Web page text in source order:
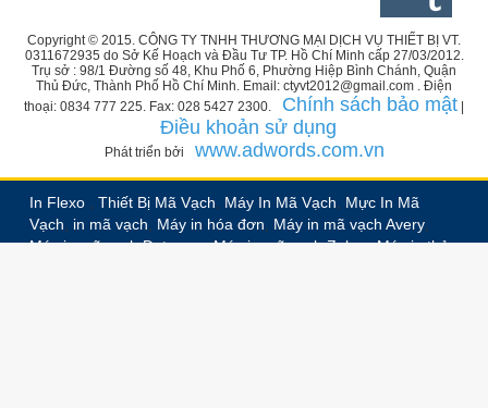
Copyright © 2015. CÔNG TY TNHH THƯƠNG MẠI DỊCH VỤ THIẾT BỊ VT.
0311672935 do Sở Kế Hoạch và Đầu Tư TP. Hồ Chí Minh cấp 27/03/2012.
Trụ sở : 98/1 Đường số 48, Khu Phố 6, Phường Hiệp Bình Chánh, Quận
Thủ Đức, Thành Phố Hồ Chí Minh. Email: ctyvt2012@gmail.com . Điện
thoại: 0834 777 225. Fax: 028 5427 2300.
Chính sách bảo mật |
Điều khoản sử dụng
Phát triển bởi www.adwords.com.vn
In Flexo ,Thiết Bị Mã Vạch Máy In Mã Vạch
Mực In Mã
Vạch
in mã vạch Máy in hóa đơn Máy in mã vạch Avery
Máy in mã vạch Datamax,Máy in mã vạch Zebra,Máy in thẻ